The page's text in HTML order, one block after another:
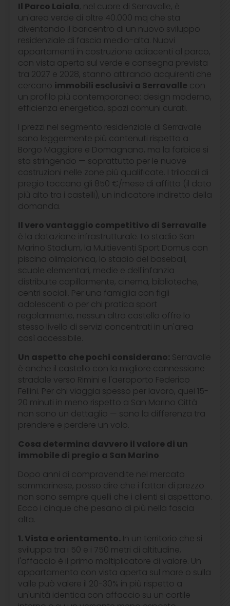
Il Parco Laiala, nel cuore di Serravalle, è
un'area verde di oltre 40.000 mq che sta
diventando il baricentro di un nuovo sviluppo
residenziale di fascia medio-alta. Nuovi
appartamenti in costruzione adiacenti al parco,
con vista aperta sul verde e consegna prevista
tra 2027 e 2028, stanno attirando acquirenti che
cercano immobili esclusivi a Serravalle con
un profilo più contemporaneo: design moderno,
efficienza energetica, spazi comuni curati.
I prezzi nel segmento residenziale di Serravalle
sono leggermente più contenuti rispetto a
Borgo Maggiore e Domagnano, ma la forbice si
sta stringendo — soprattutto per le nuove
costruzioni nelle zone più qualificate. I trilocali di
pregio toccano gli 850 €/mese di affitto (il dato
più alto tra i castelli), un indicatore indiretto della
domanda.
Il vero vantaggio competitivo di Serravalle
è la dotazione infrastrutturale. Lo stadio San
Marino Stadium, la Multieventi Sport Domus con
piscina olimpionica, lo stadio del baseball,
scuole elementari, medie e dell'infanzia
distribuite capillarmente, cinema, biblioteche,
centri sociali. Per una famiglia con figli
adolescenti o per chi pratica sport
regolarmente, nessun altro castello offre lo
stesso livello di servizi concentrati in un'area
così accessibile.
Un aspetto che pochi considerano: Serravalle
è anche il castello con la migliore connessione
stradale verso Rimini e l'aeroporto Federico
Fellini. Per chi viaggia spesso per lavoro, quei 15-
20 minuti in meno rispetto a San Marino Città
non sono un dettaglio — sono la differenza tra
prendere e perdere un volo.
Cosa determina davvero il valore di un
immobile di pregio a San Marino
Dopo anni di compravendite nel mercato
sammarinese, posso dire che i fattori di prezzo
non sono sempre quelli che i clienti si aspettano.
Ecco i cinque che pesano di più nella fascia
alta.
1. Vista e orientamento. In un territorio che si
sviluppa tra i 50 e i 750 metri di altitudine,
l'affaccio è il primo moltiplicatore di valore. Un
appartamento con vista aperta sul mare o sulla
valle può valere il 20-30% in più rispetto a
un'unità identica con affaccio su un cortile